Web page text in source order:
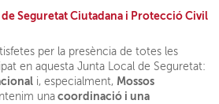
Seguretat Ciutadana i Protecció Civil
per la presència de totes les
en aquesta Junta Local de Seguretat:
i, especialment, Mossos
una coordinació i una